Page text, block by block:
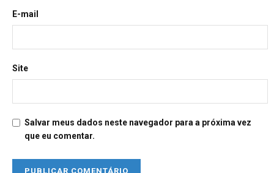
E-mail
Site
Salvar meus dados neste navegador para a próxima vez
que eu comentar.